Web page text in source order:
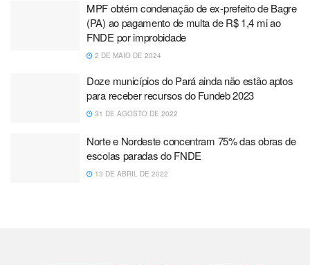
MPF obtém condenação de ex-prefeito de Bagre
(PA) ao pagamento de multa de R$ 1,4 mi ao
FNDE por improbidade
2 DE MAIO DE 2024
Doze municípios do Pará ainda não estão aptos
para receber recursos do Fundeb 2023
31 DE AGOSTO DE 2022
Norte e Nordeste concentram 75% das obras de
escolas paradas do FNDE
13 DE ABRIL DE 2022